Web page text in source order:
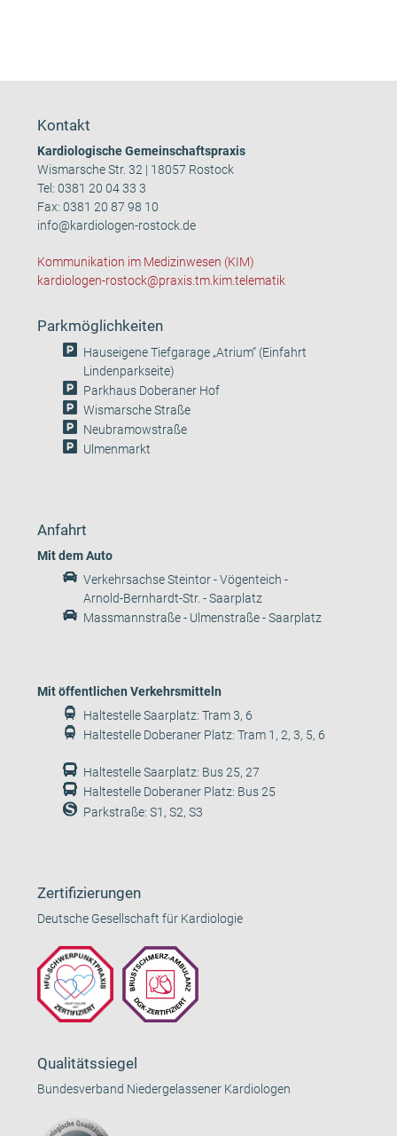
Kontakt
Kardiologische Gemeinschaftspraxis
Wismarsche Str. 32 | 18057 Rostock
Tel:0381 20 04 33 3
Fax: 0381 20 87 98 10
info@kardiologen-rostock.de
Kommunikation im Medizinwesen (KIM)
kardiologen-rostock@praxis.tm.kim.telematik
Parkmöglichkeiten
Hauseigene Tiefgarage „Atrium“ (Einfahrt
Lindenparkseite)
Parkhaus Doberaner Hof
Wismarsche Straße
Neubramowstraße
Ulmenmarkt
Anfahrt
Mit dem Auto
Verkehrsachse Steintor - Vögenteich -
Arnold-Bernhardt-Str. - Saarplatz
Massmannstraße - Ulmenstraße - Saarplatz
Mit öffentlichen Verkehrsmitteln
Haltestelle Saarplatz: Tram 3, 6
Haltestelle Doberaner Platz: Tram 1, 2, 3, 5, 6
Haltestelle Saarplatz: Bus 25, 27
Haltestelle Doberaner Platz: Bus 25
Parkstraße: S1, S2, S3
Zertifizierungen
Deutsche Gesellschaft für Kardiologie
Qualitätssiegel
Bundesverband Niedergelassener Kardiologen